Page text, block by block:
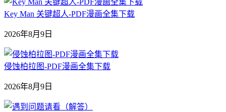
Key Man 关键超人-PDF漫画全集下载
2026年8月9日
侵蚀柏拉图-PDF漫画全集下载
2026年8月9日